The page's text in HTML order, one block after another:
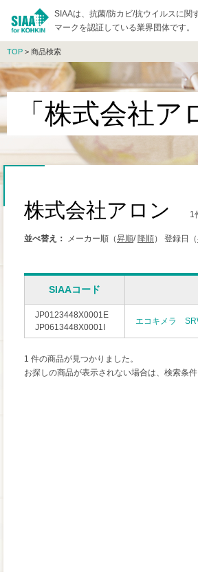
SIAAは、抗菌/防カビ/抗ウイルスに関
マークを認証している業界団体です。
TOP > 商品検索
「株式会社
株式会社アロン 1
並べ替え： メーカー順（昇順/ 降順） 登録日（
SIAAコード
JP0123448X0001E
JP0613448X0001I
エコキメラ
1 件の商品が見つかりました。
お探しの商品が表示されない場合は、検索条